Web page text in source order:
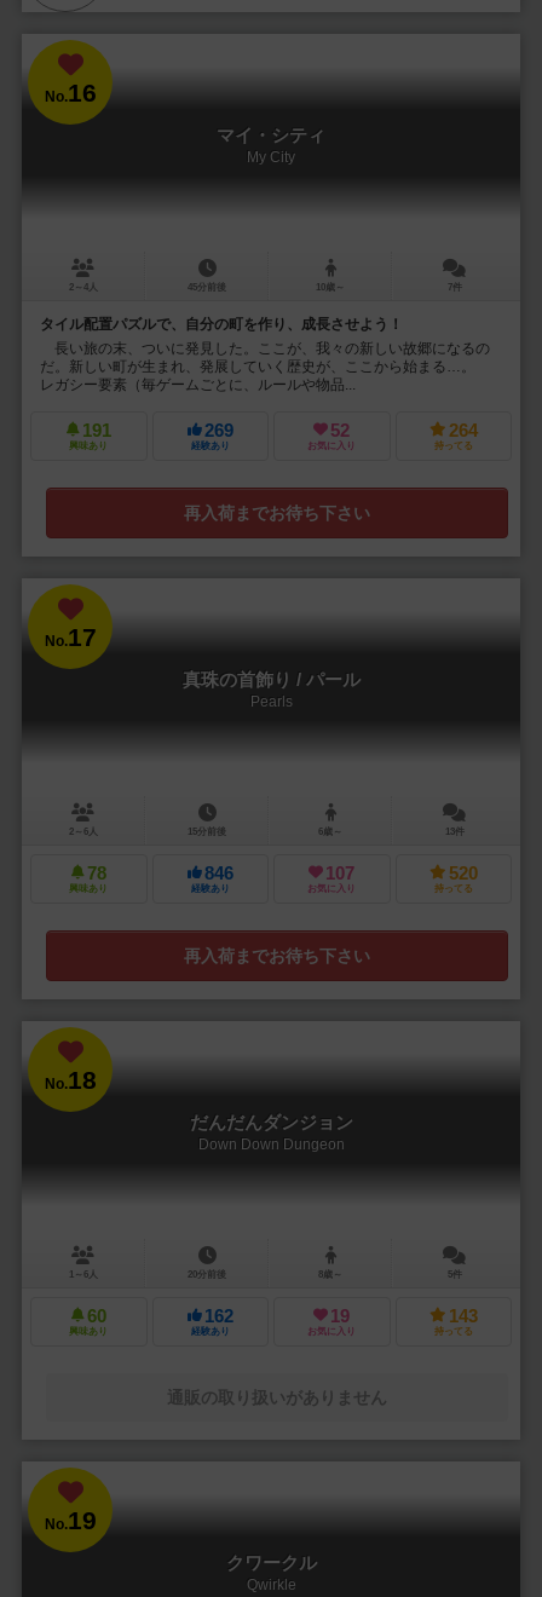
No.16
マイ・シティ
My City
2～4人 45分前後 10歳～ 7件
タイル配置パズルで、自分の町を作り、成長させよう！
長い旅の末、ついに発見した。ここが、我々の新しい故郷になるの
だ。新しい町が生まれ、発展していく歴史が、ここから始まる…。
レガシー要素（毎ゲームごとに、ルールや物品...
191
興味あり
269
経験あり
52
お気に入り
264
持ってる
再入荷までお待ち下さい
No.17
真珠の首飾り / パール
Pearls
2～6人 15分前後 6歳～ 13件
78
興味あり
846
経験あり
107
お気に入り
520
持ってる
再入荷までお待ち下さい
No.18
だんだんダンジョン
Down Down Dungeon
1～6人 20分前後 8歳～ 5件
60
興味あり
162
経験あり
19
お気に入り
143
持ってる
通販の取り扱いがありません
No.19
クワークル
Qwirkle